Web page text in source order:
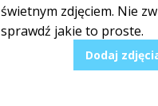
świetnym zdjęciem. Nie
sprawdź jakie to proste.
Dodaj